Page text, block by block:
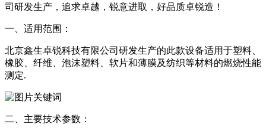
司研发生产，追求卓越，锐意进取，好品质卓锐造！
一、适用范围：
北京鑫生卓锐科技有限公司研发生产的此款设备适用于塑料、
橡胶、纤维、泡沫塑料、软片和薄膜及纺织等材料的燃烧性能
测定.
二、主要技术参数：